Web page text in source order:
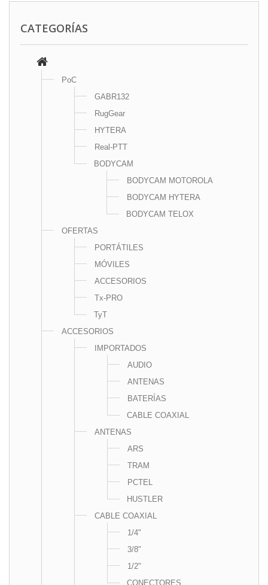
CATEGORÍAS
PoC
GABR132
RugGear
HYTERA
Real-PTT
BODYCAM
BODYCAM MOTOROLA
BODYCAM HYTERA
BODYCAM TELOX
OFERTAS
PORTÁTILES
MÓVILES
ACCESORIOS
Tx-PRO
TyT
ACCESORIOS
IMPORTADOS
AUDIO
ANTENAS
BATERÍAS
CABLE COAXIAL
ANTENAS
ARS
TRAM
PCTEL
HUSTLER
CABLE COAXIAL
1/4"
3/8"
1/2"
CONECTORES